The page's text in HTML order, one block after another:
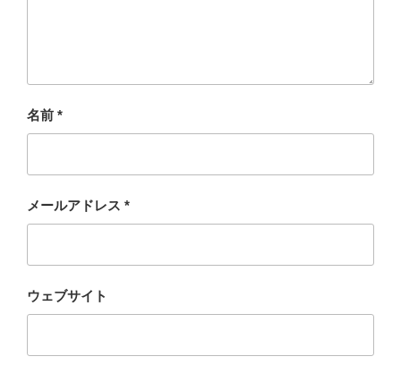
名前 *
メールアドレス *
ウェブサイト